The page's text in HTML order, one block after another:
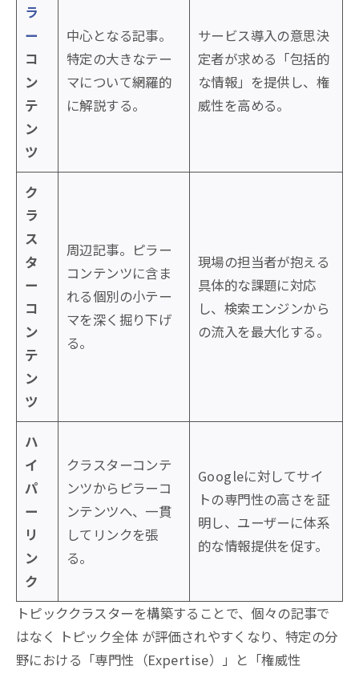
ラ
ー
コ
ン
テ
ン
ツ
中心となる記事。
特定の大きなテー
マについて網羅的
に解説する。
サービス導入の意思決
定者が求める「包括的
な情報」を提供し、権
威性を高める。
ク
ラ
ス
タ
ー
コ
ン
テ
ン
ツ
周辺記事。ピラー
コンテンツに含ま
れる個別の小テー
マを深く掘り下げ
る。
現場の担当者が抱える
具体的な課題に対応
し、検索エンジンから
の流入を最大化する。
ハ
イ
パ
ー
リ
ン
ク
クラスターコンテ
ンツからピラーコ
ンテンツへ、一貫
してリンクを張
る。
Googleに対してサイ
トの専門性の高さを証
明し、ユーザーに体系
的な情報提供を促す。
トピッククラスターを構築することで、個々の記事で
はなく トピック全体 が評価されやすくなり、特定の分
野における「専門性（Expertise）」と「権威性